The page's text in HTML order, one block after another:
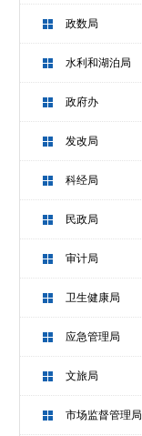
政数局
水利和湖泊局
政府办
发改局
科经局
民政局
审计局
卫生健康局
应急管理局
文旅局
市场监督管理局